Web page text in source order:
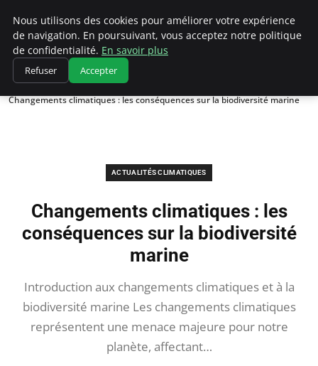
Climatedebtagents
Accueil
Actualités Climatiques
Changements climatiques : les conséquences sur la biodiversité marine
ACTUALITÉS CLIMATIQUES
Changements climatiques : les
conséquences sur la biodiversité
marine
Introduction aux changements climatiques et à la
biodiversité marine Les changements climatiques
représentent une menace majeure pour notre
planète, affectant…
Nous utilisons des cookies pour améliorer votre expérience
de navigation. En poursuivant, vous acceptez notre politique
de confidentialité. En savoir plus
Refuser Accepter